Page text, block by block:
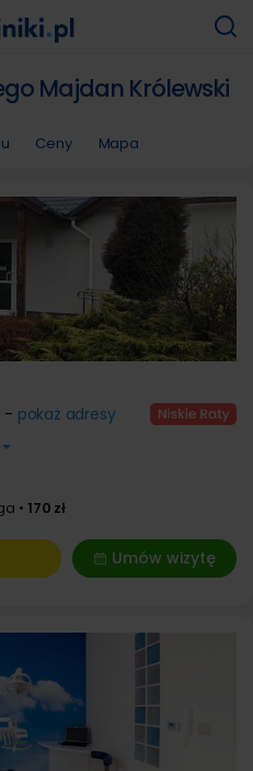
Majdan Królewski
Ceny Mapa
- pokaż adresy
170 zł
Umów wizytę